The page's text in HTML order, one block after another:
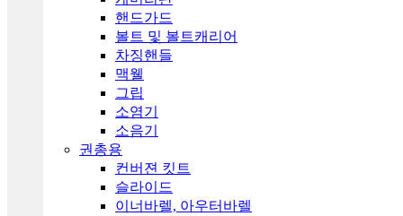
핸드가드
볼트 및 볼트캐리어
차징핸들
맥웰
그립
소염기
소음기
권총용
컨버젼 킷트
슬라이드
이너바렐, 아우터바렐